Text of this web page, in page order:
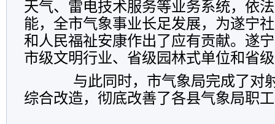
天气、雷电技术服务等业务系统，依
能，全市气象事业长足发展，为遂宁
和人民福祉安康作出了应有贡献。遂
市级文明行业、省级园林式单位和省
与此同时，市气象局完成了对
综合改造，彻底改善了各县气象局职